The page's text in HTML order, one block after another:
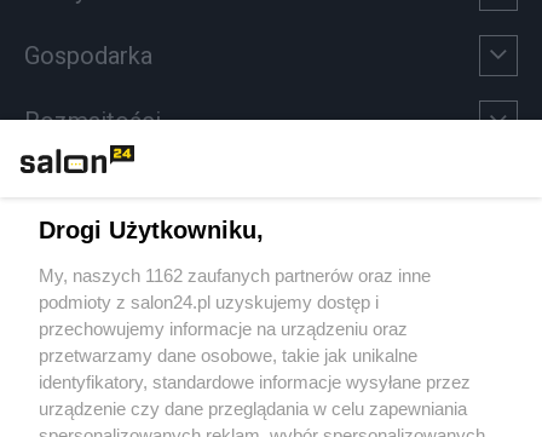
Gospodarka
Rozmaitości
Sport
Społeczeństwo
Kultura
Drogi Użytkowniku,
My, naszych 1162 zaufanych partnerów oraz inne
podmioty z salon24.pl uzyskujemy dostęp i
przechowujemy informacje na urządzeniu oraz
przetwarzamy dane osobowe, takie jak unikalne
identyfikatory, standardowe informacje wysyłane przez
urządzenie czy dane przeglądania w celu zapewniania